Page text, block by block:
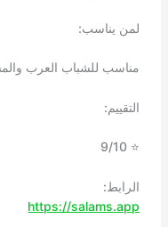
لمن يناسب:
مناسب للشباب العرب
التقييم:
⭐ 9/10
الرابط:
https://salams.app